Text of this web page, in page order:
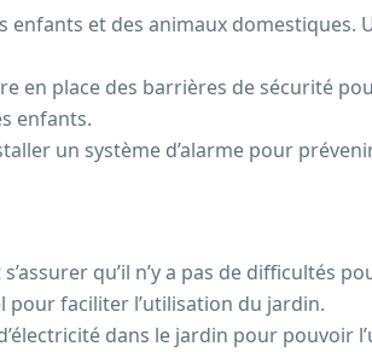
et des animaux
place des barrières de sécurité
enfants.
un système d’alarme pour
qu’il n’y a pas de difficultés
pour faciliter l’utilisation du jardin.
dans le jardin pour pouvoir